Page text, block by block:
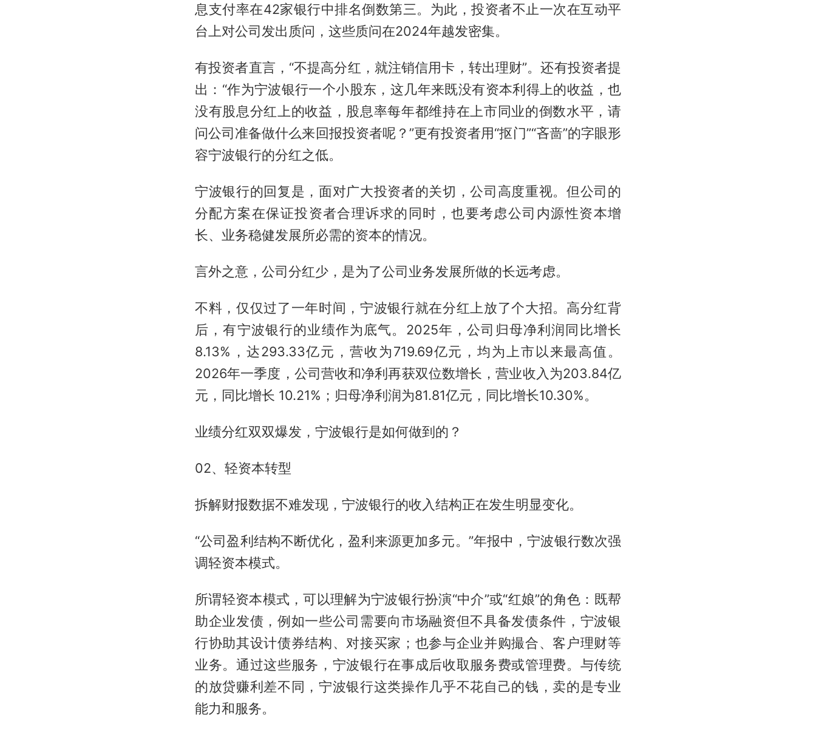
息支付率在42家银行中排名倒数第三。为此，投资者不止一次在互动平
台上对公司发出质问，这些质问在2024年越发密集。
有投资者直言，“不提高分红，就注销信用卡，转出理财”。还有投资者提
出：“作为宁波银行一个小股东，这几年来既没有资本利得上的收益，也
没有股息分红上的收益，股息率每年都维持在上市同业的倒数水平，请
问公司准备做什么来回报投资者呢？”更有投资者用“抠门”“吝啬”的字眼形
容宁波银行的分红之低。
宁波银行的回复是，面对广大投资者的关切，公司高度重视。但公司的
分配方案在保证投资者合理诉求的同时，也要考虑公司内源性资本增
长、业务稳健发展所必需的资本的情况。
言外之意，公司分红少，是为了公司业务发展所做的长远考虑。
不料，仅仅过了一年时间，宁波银行就在分红上放了个大招。高分红背
后，有宁波银行的业绩作为底气。2025年，公司归母净利润同比增长
8.13%，达293.33亿元，营收为719.69亿元，均为上市以来最高值。
2026年一季度，公司营收和净利再获双位数增长，营业收入为203.84亿
元，同比增长 10.21%；归母净利润为81.81亿元，同比增长10.30%。
业绩分红双双爆发，宁波银行是如何做到的？
02、轻资本转型
拆解财报数据不难发现，宁波银行的收入结构正在发生明显变化。
“公司盈利结构不断优化，盈利来源更加多元。”年报中，宁波银行数次强
调轻资本模式。
所谓轻资本模式，可以理解为宁波银行扮演“中介”或“红娘”的角色：既帮
助企业发债，例如一些公司需要向市场融资但不具备发债条件，宁波银
行协助其设计债券结构、对接买家；也参与企业并购撮合、客户理财等
业务。通过这些服务，宁波银行在事成后收取服务费或管理费。与传统
的放贷赚利差不同，宁波银行这类操作几乎不花自己的钱，卖的是专业
能力和服务。